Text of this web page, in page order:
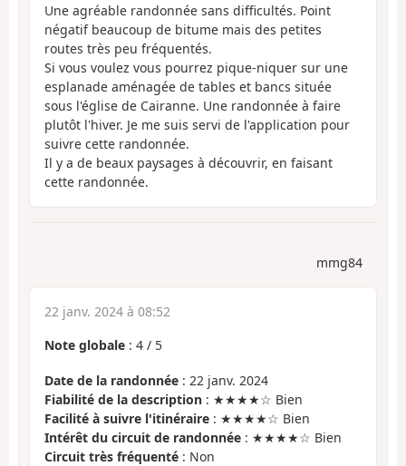
Une agréable randonnée sans difficultés. Point
négatif beaucoup de bitume mais des petites
routes très peu fréquentés.
Si vous voulez vous pourrez pique-niquer sur une
esplanade aménagée de tables et bancs située
sous l'église de Cairanne. Une randonnée à faire
plutôt l'hiver. Je me suis servi de l'application pour
suivre cette randonnée.
Il y a de beaux paysages à découvrir, en faisant
cette randonnée.
mmg84
22 janv. 2024 à 08:52
Note globale : 4 / 5
Date de la randonnée : 22 janv. 2024
Fiabilité de la description : ★★★★☆ Bien
Facilité à suivre l'itinéraire : ★★★★☆ Bien
Intérêt du circuit de randonnée : ★★★★☆ Bien
Circuit très fréquenté : Non